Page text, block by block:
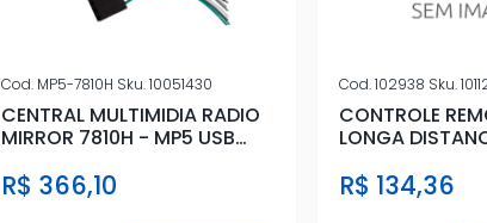
Cod. MP5-7810H Sku.10051430
CENTRAL MULTIMIDIA RADIO
MIRROR 7810H - MP5 USB
R$ 366,10
Cod.102938 Sku.
CONTROLE
LONGA
R$ 134,36